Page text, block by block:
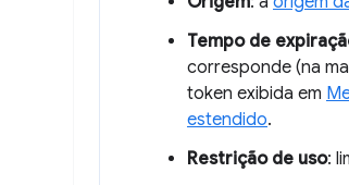
Tempo de
corresponde (na
token exibida em
estendido.
Restrição de uso: